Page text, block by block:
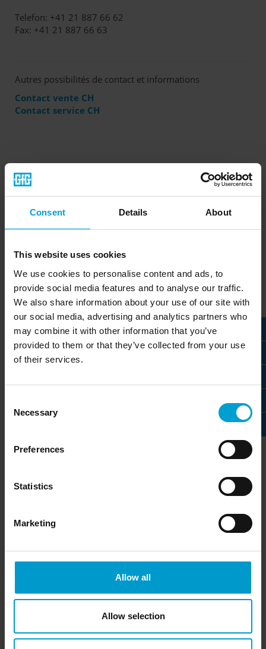
Consent Details About
This website uses cookies
We use cookies to personalise content and ads, to
provide social media features and to analyse our traffic.
We also share information about your use of our site with
our social media, advertising and analytics partners who
may combine it with other information that you’ve
provided to them or that they’ve collected from your use
of their services.
Selection
Necessary
Preferences
Statistics
Marketing
Allow all
Allow selection
Telefon: +41 21 887 66 62
Fax: +41 21 887 66 63
Autres possibilités de contact et informations
Contact vente CH
Contact service CH
Formulaire de contact
Vos coordonnées
Civilité *
Prénom
Nom de famille
Courriel
Entreprise / Organisation
Numéro de téléphone